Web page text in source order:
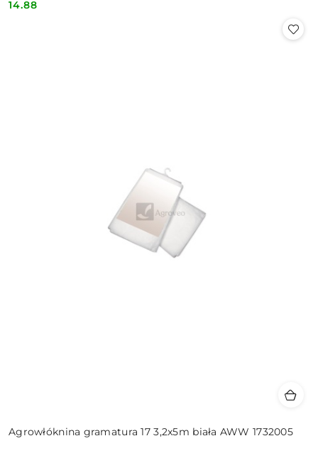
Cena:
14.88
Agrowłóknina gramatura 17 3,2x5m biała AWW 1732005